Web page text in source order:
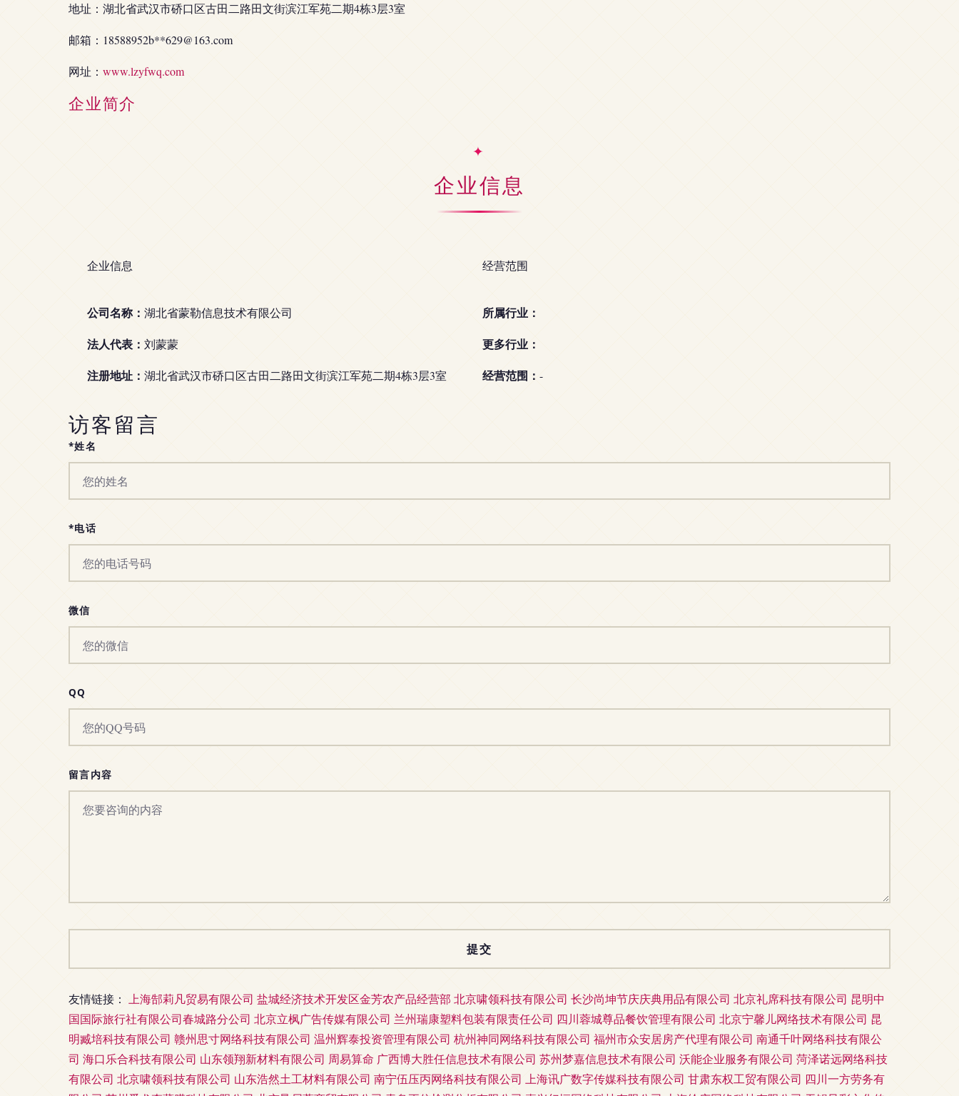
地址：湖北省武汉市硚口区古田二路田文街滨江军苑二期4栋3层3室
邮箱：18588952b**629@163.com
网址： www.lzyfwq.com
企业简介
企业信息
企业信息 经营范围
公司名称： 湖北省蒙勒信息技术有限公司
法人代表： 刘蒙蒙
注册地址： 湖北省武汉市硚口区古田二路田文街滨江军苑二期4栋3层3室
所属行业：
更多行业：
经营范围： -
访客留言
*姓名
*电话
微信
QQ
留言内容
友情链接： 上海郜莉凡贸易有限公司 盐城经济技术开发区金芳农产品经营部 北京啸领科技有限公司 长沙尚坤节庆庆典用品有限公司 北京礼席科技有限公司 昆明中
国国际旅行社有限公司春城路分公司 北京立枫广告传媒有限公司 兰州瑞康塑料包装有限责任公司 四川蓉城尊品餐饮管理有限公司 北京宁馨儿网络技术有限公司 昆
明臧培科技有限公司 赣州思寸网络科技有限公司 温州辉泰投资管理有限公司 杭州神同网络科技有限公司 福州市众安居房产代理有限公司 南通千叶网络科技有限公
司 海口乐合科技有限公司 山东领翔新材料有限公司 周易算命 广西博大胜任信息技术有限公司 苏州梦嘉信息技术有限公司 沃能企业服务有限公司 菏泽诺远网络科技
有限公司 北京啸领科技有限公司 山东浩然土工材料有限公司 南宁伍压丙网络科技有限公司 上海讯广数字传媒科技有限公司 甘肃东权工贸有限公司 四川一方劳务有